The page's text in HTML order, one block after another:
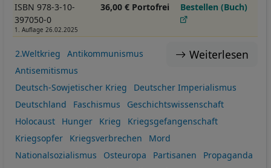
ISBN 978-3-10-
397050-0
1. Auflage 26.02.2025
36,00 € Portofrei Bestellen (Buch)
Weiterlesen
2.Weltkrieg
Antikommunismus
Antisemitismus
Deutsch-Sowjetischer Krieg
Deutscher Imperialismus
Deutschland
Faschismus
Geschichtswissenschaft
Holocaust
Hunger Krieg
Kriegsgefangenschaft
Kriegsopfer
Kriegsverbrechen
Mord
Nationalsozialismus
Osteuropa Partisanen
Propaganda